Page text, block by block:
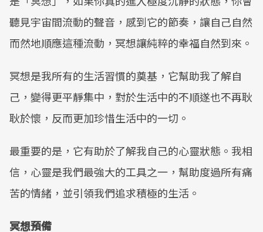
聽見宇宙間流動的聲音，感到它的節奏，讓自己自然
而然地順應這種流動，冥想讓純粹的幸福自然到來。
冥想是我所有的生活習慣的奠基，它幫助我了解自
己，變得更平靜集中，對於生活中的不順遂也不再耿
耿於懷，反而更加珍惜生活中的一切。
最重要的是，它有助於了解我自己的心靈狀態。我相
信，心靈是我們最強大的工具之一，幫助度過所有痛
苦的情緒，並引領我們追求積極的生活。
冥想預備